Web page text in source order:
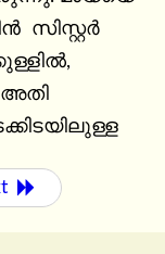
സിസ്റ്റർ
അതി